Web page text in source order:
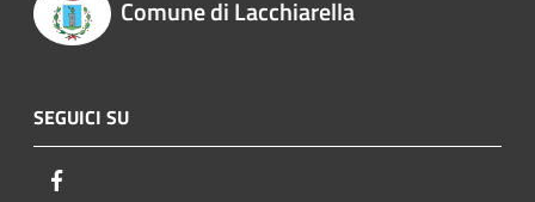
Comune di Lacchiarella
SEGUICI SU